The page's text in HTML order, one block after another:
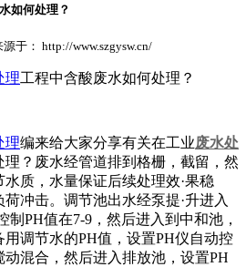
如何处理？
于： http://www.szgysw.cn/
理工程中含酸废水如何处理？
理编来给大家分享有关在工业废水处
理？废水经管道排到格栅，截留，然
质，水量保证后续处理效·果稳
冲击。调节池出水经泵提·升进入
制PH值在7-9，然后进入到中和池，
调节水的PH值，设置PH仪自动控
混合，然后进入排放池，设置PH